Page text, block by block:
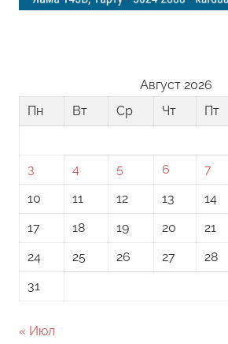
Август 2026
Пн
Вт Ср Чт Пт
3
4 5 6 7
10
11 12 13 14
17
18 19 20 21
24
25 26 27 28
31
« Июл